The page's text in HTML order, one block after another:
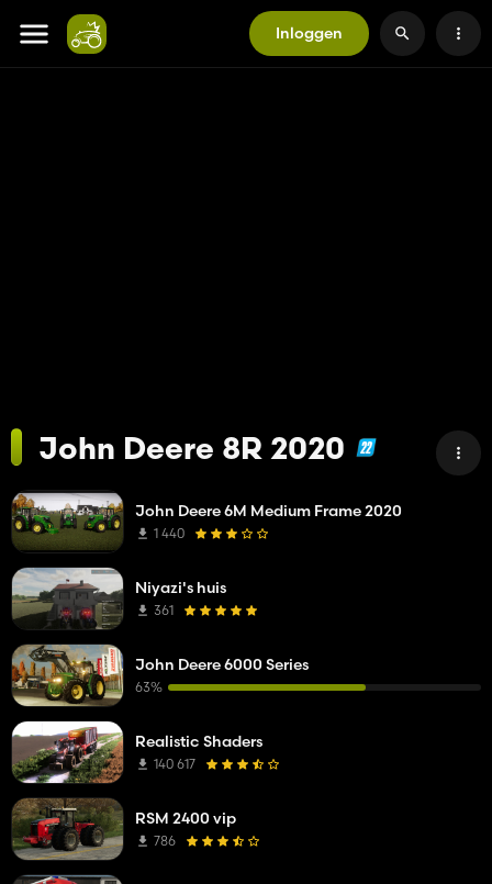
Inloggen
John Deere 8R 2020
John Deere 6M Medium Frame 2020
1 440
Niyazi's huis
361
John Deere 6000 Series
63%
Realistic Shaders
140 617
RSM 2400 vip
786